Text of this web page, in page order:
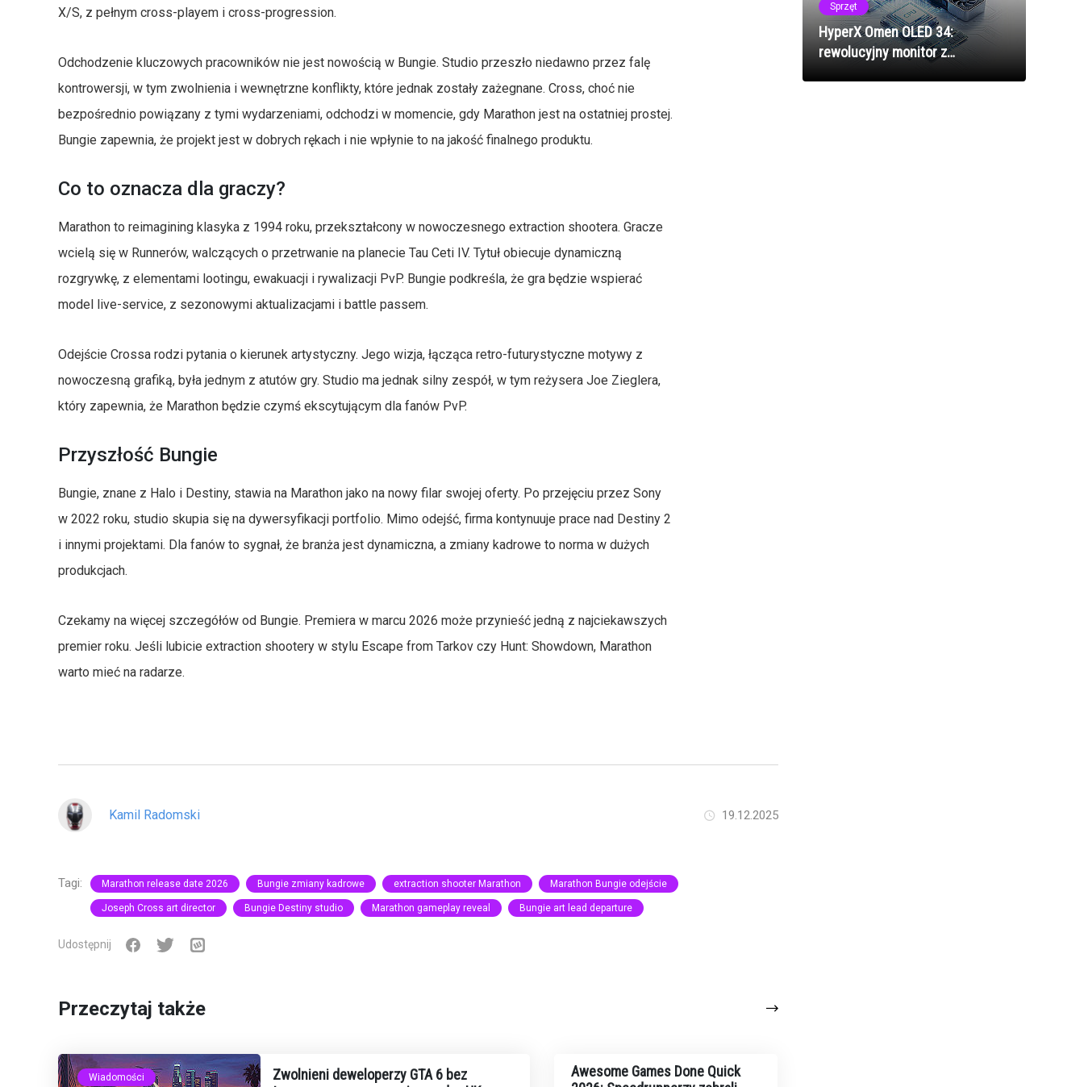
X/S, z pełnym cross-playem i cross-progression.
Odchodzenie kluczowych pracowników nie jest nowością w Bungie. Studio przeszło niedawno przez falę
kontrowersji, w tym zwolnienia i wewnętrzne konflikty, które jednak zostały zażegnane. Cross, choć nie
bezpośrednio powiązany z tymi wydarzeniami, odchodzi w momencie, gdy Marathon jest na ostatniej prostej.
Bungie zapewnia, że projekt jest w dobrych rękach i nie wpłynie to na jakość finalnego produktu.
Co to oznacza dla graczy?
Marathon to reimagining klasyka z 1994 roku, przekształcony w nowoczesnego extraction shootera. Gracze
wcielą się w Runnerów, walczących o przetrwanie na planecie Tau Ceti IV. Tytuł obiecuje dynamiczną
rozgrywkę, z elementami lootingu, ewakuacji i rywalizacji PvP. Bungie podkreśla, że gra będzie wspierać
model live-service, z sezonowymi aktualizacjami i battle passem.
Odejście Crossa rodzi pytania o kierunek artystyczny. Jego wizja, łącząca retro-futurystyczne motywy z
nowoczesną grafiką, była jednym z atutów gry. Studio ma jednak silny zespół, w tym reżysera Joe Zieglera,
który zapewnia, że Marathon będzie czymś ekscytującym dla fanów PvP.
Przyszłość Bungie
Bungie, znane z Halo i Destiny, stawia na Marathon jako na nowy filar swojej oferty. Po przejęciu przez Sony
w 2022 roku, studio skupia się na dywersyfikacji portfolio. Mimo odejść, firma kontynuuje prace nad Destiny 2
i innymi projektami. Dla fanów to sygnał, że branża jest dynamiczna, a zmiany kadrowe to norma w dużych
produkcjach.
Czekamy na więcej szczegółów od Bungie. Premiera w marcu 2026 może przynieść jedną z najciekawszych
premier roku. Jeśli lubicie extraction shootery w stylu Escape from Tarkov czy Hunt: Showdown, Marathon
warto mieć na radarze.
Kamil Radomski 19.12.2025
Tagi: Marathon release date 2026 Bungie zmiany kadrowe extraction shooter Marathon Marathon Bungie odejście
Joseph Cross art director Bungie Destiny studio Marathon gameplay reveal Bungie art lead departure
Udostępnij
Przeczytaj także
Wiadomości
Zwolnieni deweloperzy GTA 6 bez
Awesome Games Done Quick
Sprzęt
HyperX Omen OLED 34:
rewolucyjny monitor z